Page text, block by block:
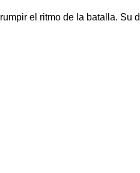
el ritmo de la batalla. Su